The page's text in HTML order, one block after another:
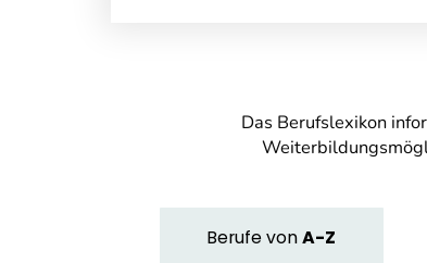
Das Berufslexikon
BerufevonA-Z